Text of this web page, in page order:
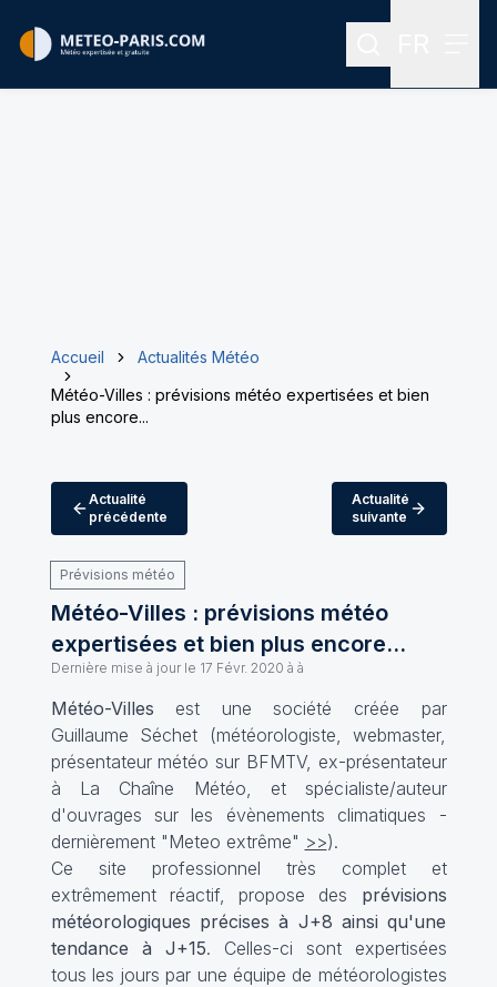
Rechercher
Accueil
Actualités Météo
Météo-Villes : prévisions météo expertisées et bien
plus encore...
Actualité
précédente
Actualité
suivante
Prévisions météo
Météo-Villes : prévisions météo
expertisées et bien plus encore...
Dernière mise à jour le 17 Févr. 2020 à à
Météo-Villes est une société créée par
Guillaume Séchet (météorologiste, webmaster,
présentateur météo sur BFMTV, ex-présentateur
à La Chaîne Météo, et spécialiste/auteur
d'ouvrages sur les évènements climatiques -
dernièrement "Meteo extrême" >>).
Ce site professionnel très complet et
extrêmement réactif, propose des prévisions
météorologiques précises à J+8 ainsi qu'une
tendance à J+15. Celles-ci sont expertisées
tous les jours par une équipe de météorologistes